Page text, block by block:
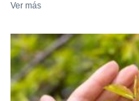
Ver más